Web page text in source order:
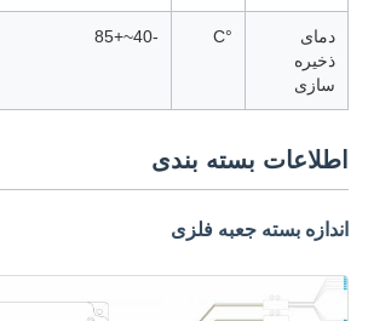
دمای
ذخیره
سازی
°C
-40~+85
اطلاعات بسته بندی
اندازه بسته جعبه فلزی